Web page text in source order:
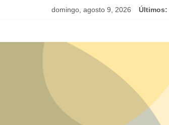
domingo, agosto 9, 2026 Últimos: